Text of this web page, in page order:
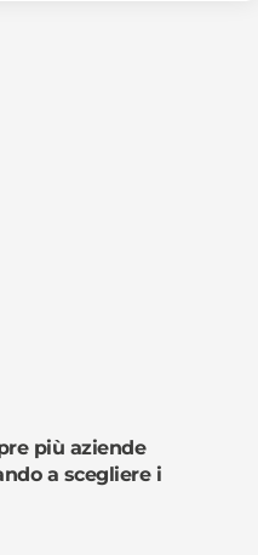
più aziende
a scegliere i